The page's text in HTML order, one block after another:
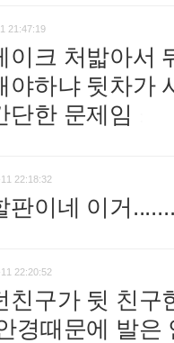
21:47:19
이크 처밟아서
야하냐 뒷차가
단한 문제임
22:18:32
판이네 이거
22:20:52
친구가 뒷 친구
경때문에 발은